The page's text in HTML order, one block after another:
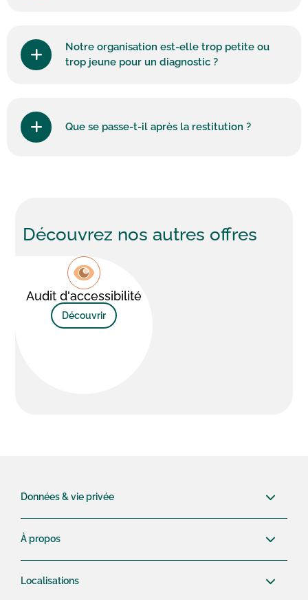
Notre organisation est-elle trop petite ou
trop jeune pour un diagnostic ?
Que se passe-t-il après la restitution ?
Découvrez nos autres offres
Audit d'accessibilité
Découvrir
Données & vie privée
À propos
Localisations